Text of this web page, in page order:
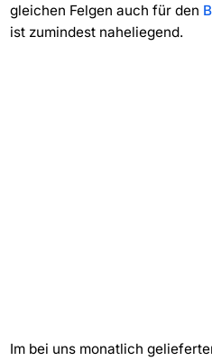
gleichen Felgen auch für den
ist zumindest naheliegend.
Im bei uns monatlich